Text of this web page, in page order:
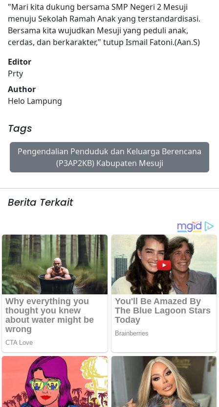
"Mari kita dukung bersama SMP Negeri 2 Mesuji
menuju Sekolah Ramah Anak yang terstandardisasi.
Bersama kita wujudkan Mesuji yang peduli anak,
cerdas, dan berkarakter," tutup Ismail Fatoni.(Aan.S)
Editor
Prty
Author
Helo Lampung
Tags
Pengendalian Penduduk dan Keluarga Berencana
(P3AP2KB) Kabupaten Mesuji
Berita Terkait